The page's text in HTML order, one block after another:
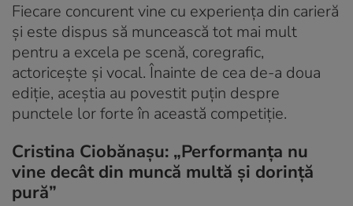
Fiecare concurent vine cu experiența din carieră
și este dispus să muncească tot mai mult
pentru a excela pe scenă, coregrafic,
actoricește și vocal. Înainte de cea de-a doua
ediție, aceștia au povestit puțin despre
punctele lor forte în această competiție.
Cristina Ciobănașu: „Performanța nu
vine decât din muncă multă și dorință
pură”